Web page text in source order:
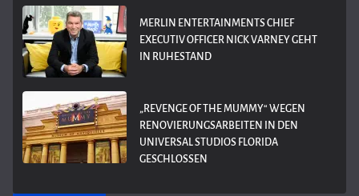
MERLIN ENTERTAINMENTS CHIEF
EXECUTIV OFFICER NICK VARNEY GEHT
IN RUHESTAND
„REVENGE OF THE MUMMY“ WEGEN
RENOVIERUNGSARBEITEN IN DEN
UNIVERSAL STUDIOS FLORIDA
GESCHLOSSEN